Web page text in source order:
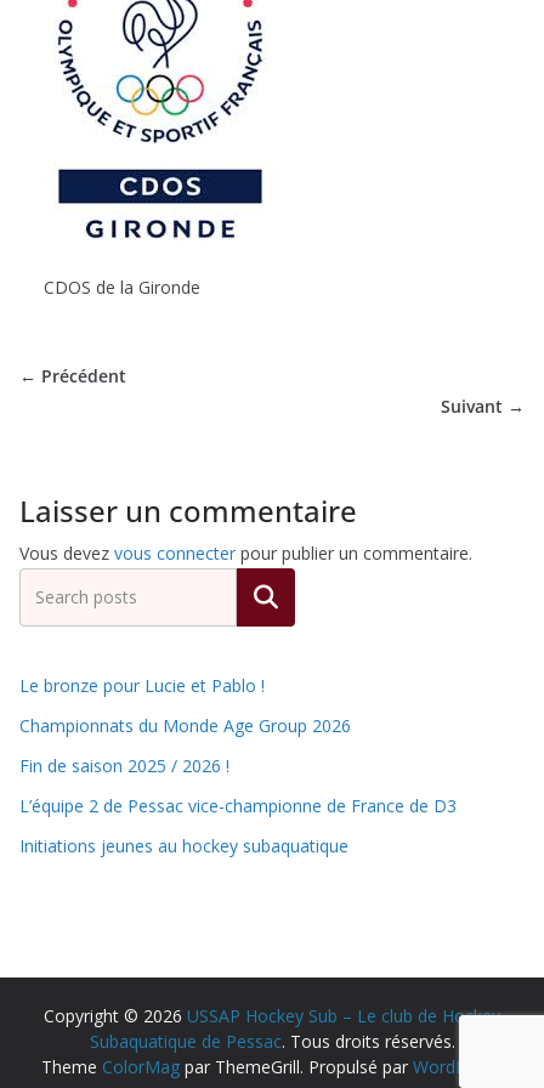
de
Hockey
Subaquatique
de
CDOS de la Gironde
← Précédent
Suivant →
Laisser un commentaire
Vous devez vous connecter pour publier un commentaire.
Rechercher
Le bronze pour Lucie et Pablo !
Championnats du Monde Age Group 2026
Fin de saison 2025 / 2026 !
L’équipe 2 de Pessac vice-championne de France de D3
Initiations jeunes au hockey subaquatique
Copyright © 2026 USSAP Hockey Sub – Le club de Hockey
Subaquatique de Pessac. Tous droits réservés.
Theme ColorMag par ThemeGrill. Propulsé par WordPress